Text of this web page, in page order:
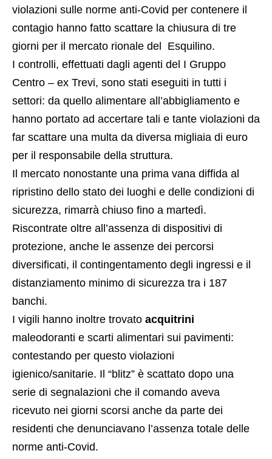
giorni per il mercato rionale del Esquilino.
I controlli, effettuati dagli agenti del I Gruppo
Centro – ex Trevi, sono stati eseguiti in tutti i
settori: da quello alimentare all’abbigliamento e
hanno portato ad accertare tali e tante violazioni da
far scattare una multa da diversa migliaia di euro
per il responsabile della struttura.
Il mercato nonostante una prima vana diffida al
ripristino dello stato dei luoghi e delle condizioni di
sicurezza, rimarrà chiuso fino a martedì.
Riscontrate oltre all’assenza di dispositivi di
protezione, anche le assenze dei percorsi
diversificati, il contingentamento degli ingressi e il
distanziamento minimo di sicurezza tra i 187
banchi.
I vigili hanno inoltre trovatoacquitrini
maleodoranti e scarti alimentari sui pavimenti:
contestando per questo violazioni
igienico/sanitarie. Il “blitz” è scattato dopo una
serie di segnalazioni che il comando aveva
ricevuto nei giorni scorsi anche da parte dei
residenti che denunciavano l’assenza totale delle
norme anti-Covid.
TAGS: